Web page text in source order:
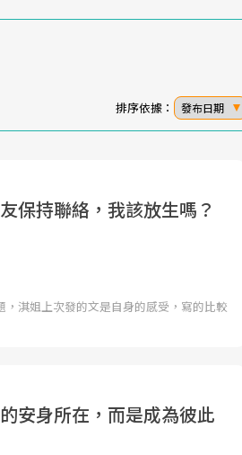
排序依據： 發布日期
保持聯絡，我該放生嗎？
淇姐上次發的文是自身的感受，寫的比較
安身所在，而是成為彼此
齡社會的浪潮，台灣正在快速邁
台灣推動委員會」與「長照3.0」
然而，健檢不只是醫療院所的服
前往專題
祭
就到良醫生活祭體驗「一站式健
健康革命！
前往專題